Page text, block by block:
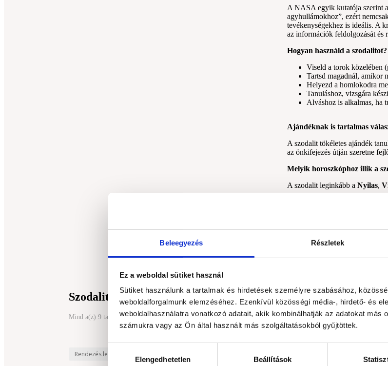
Beleegyezés Részletek
Ez a weboldal sütiket használ
Sütiket használunk a tartalmak és hirdetések személyre szabásához,
weboldalforgalmunk elemzéséhez. Ezenkívül közösségi média-, hirdető- és
weboldalhasználatra vonatkozó adatait, akik kombinálhatják az adatokat más
számukra vagy az Ön által használt más szolgáltatásokból gyűjtöttek.
kiválasztásaElengedhetetlen Beállítások
A NASA egyik kutatója szerint
agyhullámokhoz”, ezért
tevékenységekhez is ideális. A
az információk feldolgozását és
Hogyan használd a szodalitot?
Viseld a torok közelében
Tartsd magadnál, amikor
Helyezd a homlokodra
Tanuláshoz, vizsgára
Alváshoz is alkalmas, ha
Ajándéknak is tartalmas
A szodalit tökéletes ajándék
az önkifejezés útján szeretne
Melyik horoszkóphoz illik a
A szodalit leginkább aNyilas,
A Vízöntőnek támogatja
A Mérlegnek segít
Szodalit ásvány és féldrágakő termékek
Mind a(z) 9 találat megjelenítveSorted by latest